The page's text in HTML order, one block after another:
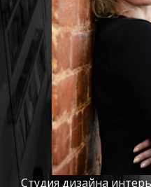
Студия дизайна